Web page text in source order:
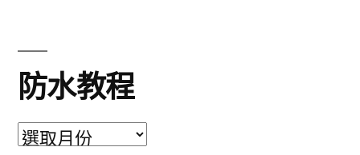
防水教程
防